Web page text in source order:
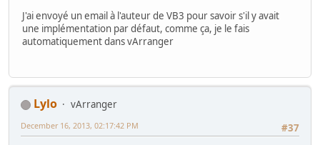
J'ai envoyé un email à l'auteur de VB3 pour savoir s'il y avait
une implémentation par défaut, comme ça, je le fais
automatiquement dans vArranger
Lylo
vArranger
#37
December 16, 2013, 02:17:42 PM